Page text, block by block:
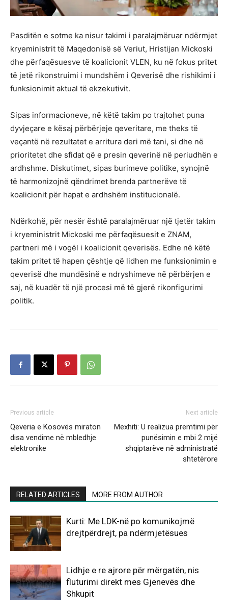
Pasditën e sotme ka nisur takimi i paralajmëruar ndërmjet
kryeministrit të Maqedonisë së Veriut, Hristijan Mickoski
dhe përfaqësuesve të koalicionit VLEN, ku në fokus pritet
të jetë rikonstruimi i mundshëm i Qeverisë dhe rishikimi i
funksionimit aktual të ekzekutivit.
Sipas informacioneve, në këtë takim po trajtohet puna
dyvjeçare e kësaj përbërjeje qeveritare, me theks të
veçantë në rezultatet e arritura deri më tani, si dhe në
prioritetet dhe sfidat që e presin qeverinë në periudhën e
ardhshme. Diskutimet, sipas burimeve politike, synojnë
të harmonizojnë qëndrimet brenda partnerëve të
koalicionit për hapat e ardhshëm institucionalë.
Ndërkohë, për nesër është paralajmëruar një tjetër takim
i kryeministrit Mickoski me përfaqësuesit e ZNAM,
partneri më i vogël i koalicionit qeverisës. Edhe në këtë
takim pritet të hapen çështje që lidhen me funksionimin e
qeverisë dhe mundësinë e ndryshimeve në përbërjen e
saj, në kuadër të një procesi më të gjerë rikonfigurimi
politik.
Previous article
Qeveria e Kosovës miraton
disa vendime në mbledhje
elektronike
Next article
Mexhiti: U realizua premtimi për
punësimin e mbi 2 mijë
shqiptarëve në administratë
shtetërore
RELATED ARTICLES MORE FROM AUTHOR
Kurti: Me LDK-në po komunikojmë
drejtpërdrejt, pa ndërmjetësues
Lidhje e re ajrore për mërgatën, nis
fluturimi direkt mes Gjenevës dhe
Shkupit